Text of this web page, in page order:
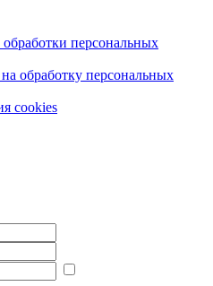
персональных
обработку персональных
cookies